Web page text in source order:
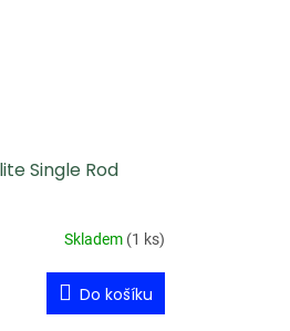
Single Rod
Skladem (1 ks)
Do košíku